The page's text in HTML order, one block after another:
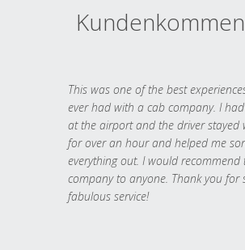
This was one of the best
ever had with a cab company. I
at the airport and the driver stayed
for over an hour and helped me
everything out. I would recommend
company to anyone. Thank you for
fabulous service!